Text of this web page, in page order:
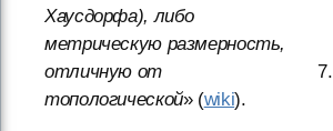
Хаусдорфа), либо
метрическую размерность,
отличную от
топологической» (wiki).